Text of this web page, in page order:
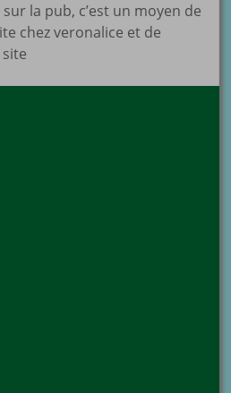
la pub, c’est un moyen de
chez veronalice et de